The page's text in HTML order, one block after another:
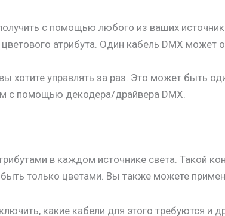
с помощью любого из ваших
атрибута. Один кабель DMX
хотите управлять за раз. Это может быть
с помощью декодера/драйвера DMX.
в каждом источнике света. Такой
только цветами. Вы также можете
какие кабели для этого требуются и